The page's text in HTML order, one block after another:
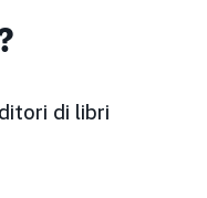
di libri